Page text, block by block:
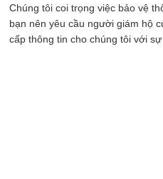
Chúng tôi coi trọng việc bảo vệ
bạn nên yêu cầu người giám hộ
cấp thông tin cho chúng tôi với